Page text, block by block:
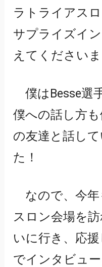
ラトライアス
サプライズイ
えてくださいま
僕はBesse選
僕への話し方
の友達と話し
た！
なので、今年
スロン会場を
いに行き、応
でインタビュ